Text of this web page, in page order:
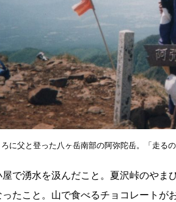
に父と登った八ヶ岳南部の阿弥陀岳。「走る
屋で湧水を汲んだこと。夏沢峠のや
たこと。山で食べるチョコレートが